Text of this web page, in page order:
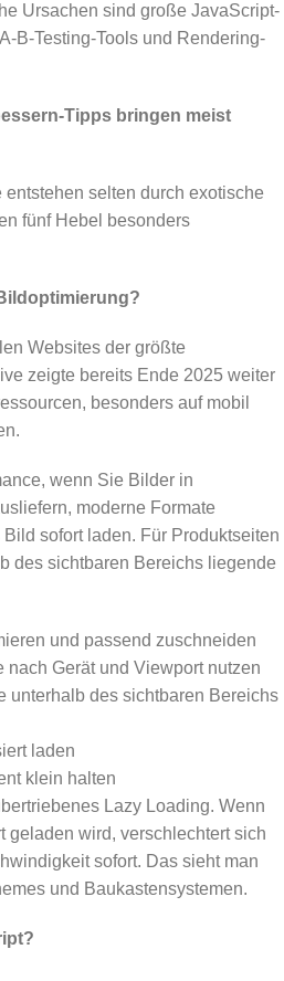
Ursachen sind große JavaScript-
B-Testing-Tools und Rendering-
Tipps bringen meist
selten durch exotische
fünf Hebel besonders
Websites der größte
zeigte bereits Ende 2025 weiter
besonders auf mobil
wenn Sie Bilder in
moderne Formate
sofort laden. Für Produktseiten
des sichtbaren Bereichs liegende
und passend zuschneiden
nach Gerät und Viewport nutzen
unterhalb des sichtbaren Bereichs
laden
klein halten
Lazy Loading. Wenn
geladen wird, verschlechtert sich
sofort. Das sieht man
und Baukastensystemen.